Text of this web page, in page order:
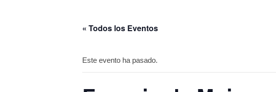
« Todos los Eventos
Este evento ha pasado.